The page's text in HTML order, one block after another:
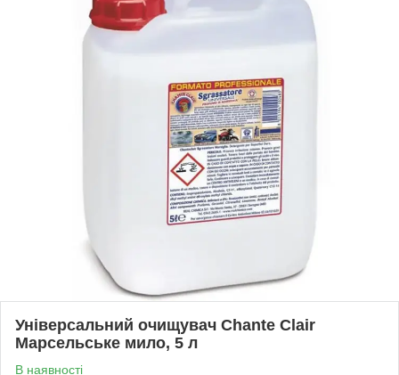
Універсальний очищувач Chante Clair
Марсельське мило, 5 л
В наявності